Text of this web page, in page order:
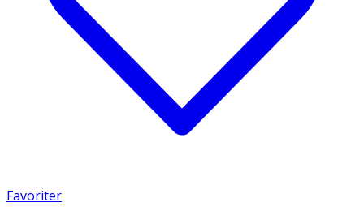
Favoriter